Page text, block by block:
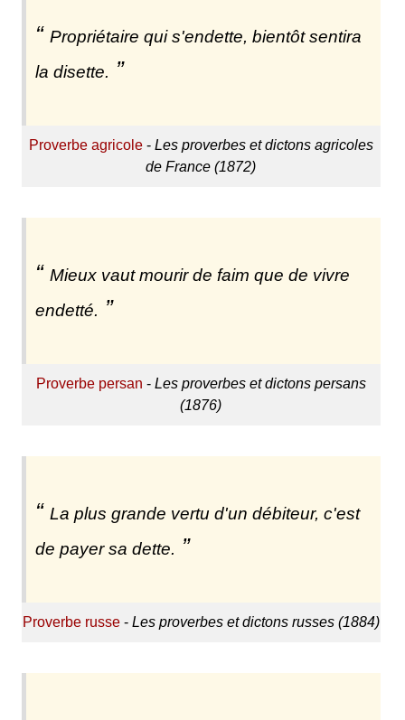
Propriétaire qui s'endette, bientôt sentira
la disette.
Proverbe agricole- Les proverbes et dictons agricoles
de France (1872)
Mieux vaut mourir de faim que de vivre
endetté.
Proverbe persan - Les proverbes et dictons persans
(1876)
La plus grande vertu d'un débiteur, c'est
de payer sa dette.
Proverbe russe- Les proverbes et dictons russes (1884)